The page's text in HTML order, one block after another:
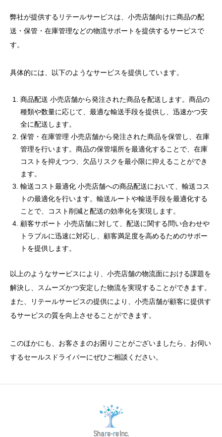
弊社が提供するリテールサービスは、小売店舗向けに商品の配
送・保管・在庫管理などの物流サポートを提供するサービスで
す。
具体的には、以下のようなサービスを提供しています。
商品配送 小売店舗から発注された商品を配送します。商品の
種類や数量に応じて、最適な輸送手段を提供し、迅速かつ安
全に配送します。
保管・在庫管理 小売店舗から発注された商品を保管し、在庫
管理を行います。商品の保管場所を最適化することで、在庫
コストを抑えつつ、欠品リスクを最小限に抑えることができ
ます。
輸送コスト最適化 小売店舗への商品配送において、輸送コス
トの最適化を行います。輸送ルートや輸送手段を最適化する
ことで、コスト削減と配送の効率化を実現します。
顧客サポート 小売店舗に対して、配送に関する問い合わせや
トラブルに迅速に対応し、顧客満足度を高めるためのサポー
トを提供します。
以上のようなサービスにより、小売店舗の物流面における課題を
解決し、スムーズかつ安定した物流を実現することができます。
また、リテールサービスの提供により、小売店舗が顧客に提供す
るサービスの質を向上させることができます。
このほかにも、お客さまのお困りごとがございましたら、お伺い
するセールスドライバーにぜひご相談ください。